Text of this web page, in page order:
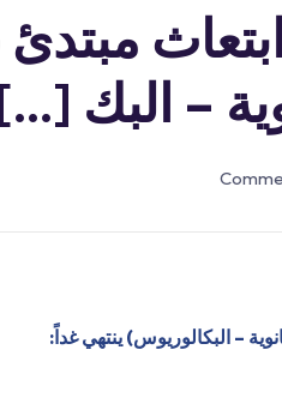
– البك
– البكالوريوس) ينتهي غداً: